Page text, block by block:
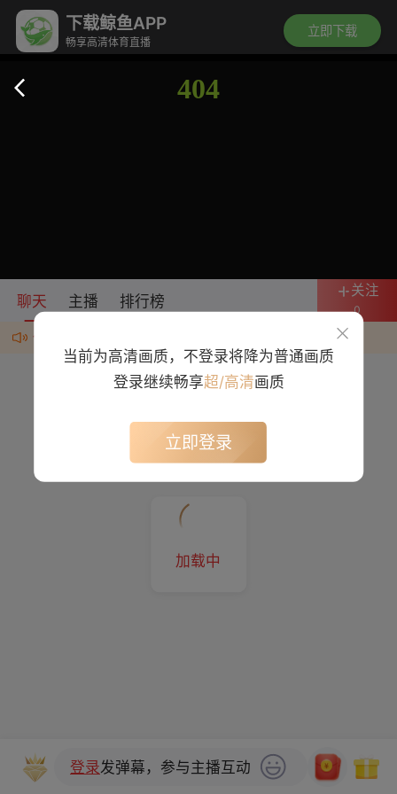
下载鲸鱼APP
畅享高清体育直播
立即下载
聊天 主播 排行榜
关注
0
任何群、广告均为诈骗，违规者封号处理
加载中
登录发弹幕，参与主播互动
当前为高清画质，不登录将降为普通画质
登录继续畅享超/高清画质
立即登录